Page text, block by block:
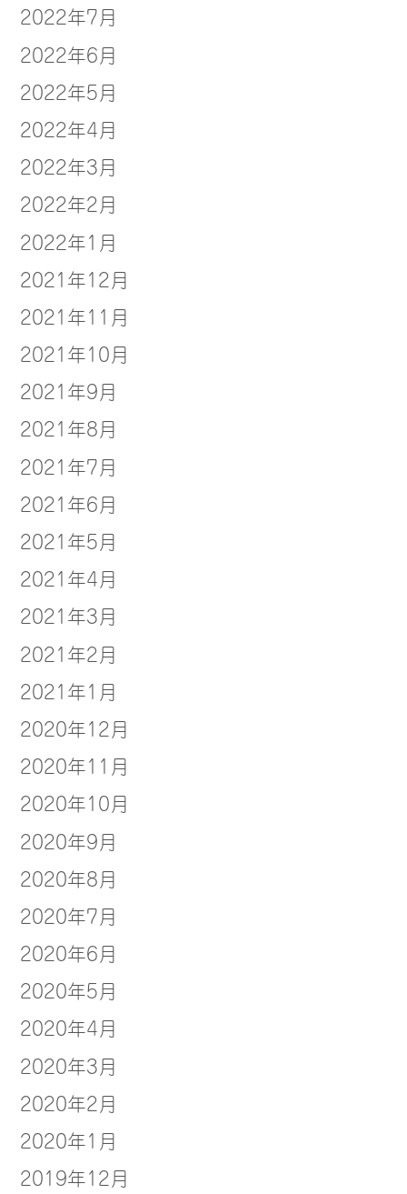
2022年7月
2022年6月
2022年5月
2022年4月
2022年3月
2022年2月
2022年1月
2021年12月
2021年11月
2021年10月
2021年9月
2021年8月
2021年7月
2021年6月
2021年5月
2021年4月
2021年3月
2021年2月
2021年1月
2020年12月
2020年11月
2020年10月
2020年9月
2020年8月
2020年7月
2020年6月
2020年5月
2020年4月
2020年3月
2020年2月
2020年1月
2019年12月